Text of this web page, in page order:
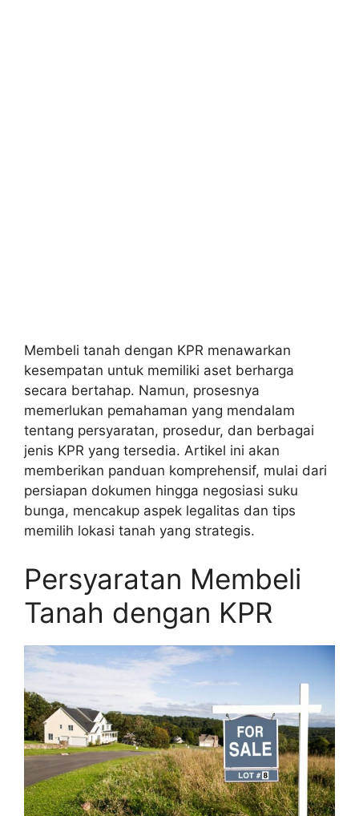
Membeli tanah dengan KPR menawarkan
kesempatan untuk memiliki aset berharga
secara bertahap. Namun, prosesnya
memerlukan pemahaman yang mendalam
tentang persyaratan, prosedur, dan berbagai
jenis KPR yang tersedia. Artikel ini akan
memberikan panduan komprehensif, mulai dari
persiapan dokumen hingga negosiasi suku
bunga, mencakup aspek legalitas dan tips
memilih lokasi tanah yang strategis.
Persyaratan Membeli
Tanah dengan KPR